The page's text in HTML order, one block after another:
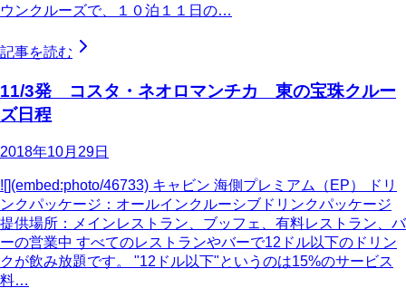
ウンクルーズで、１０泊１１日の…
記事を読む
11/3発 コスタ・ネオロマンチカ 東の宝珠クルー
ズ日程
2018年10月29日
![](embed:photo/46733) キャビン 海側プレミアム（EP） ドリ
ンクパッケージ：オールインクルーシブドリンクパッケージ
提供場所：メインレストラン、ブッフェ、有料レストラン、バ
ーの営業中 すべてのレストランやバーで12ドル以下のドリン
クが飲み放題です。 "12ドル以下"というのは15%のサービス
料…